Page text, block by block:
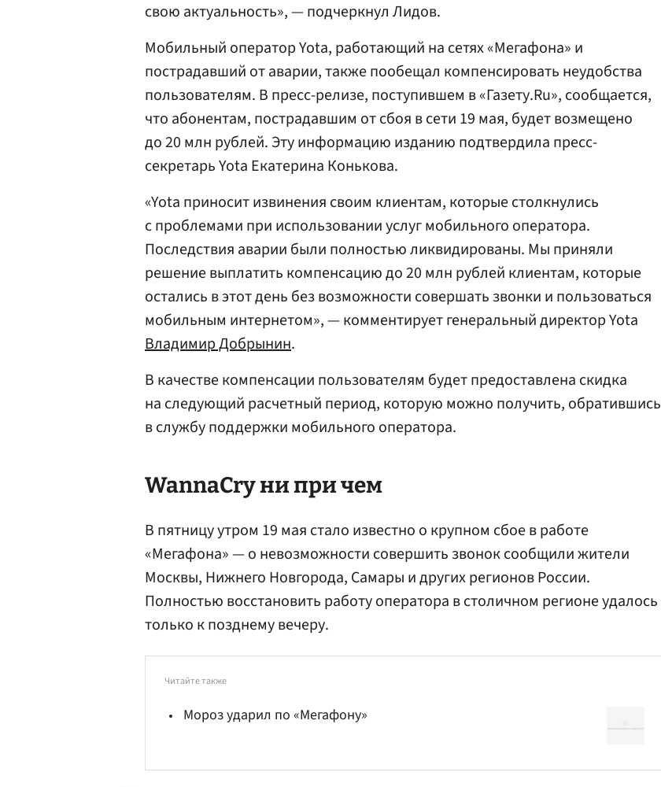
свою актуальность», — подчеркнул Лидов.
Мобильный оператор Yota, работающий на сетях «Мегафона» и
пострадавший от аварии, также пообещал компенсировать неудобства
пользователям. В пресс-релизе, поступившем в «Газету.Ru», сообщается,
что абонентам, пострадавшим от сбоя в сети 19 мая, будет возмещено
до 20 млн рублей. Эту информацию изданию подтвердила пресс-
секретарь Yota Екатерина Конькова.
«Yota приносит извинения своим клиентам, которые столкнулись
с проблемами при использовании услуг мобильного оператора.
Последствия аварии были полностью ликвидированы. Мы приняли
решение выплатить компенсацию до 20 млн рублей клиентам, которые
остались в этот день без возможности совершать звонки и пользоваться
мобильным интернетом», — комментирует генеральный директор Yota
Владимир Добрынин.
В качестве компенсации пользователям будет предоставлена скидка
на следующий расчетный период, которую можно получить, обратившись
в службу поддержки мобильного оператора.
WannaCry ни при чем
В пятницу утром 19 мая стало известно о крупном сбое в работе
«Мегафона» — о невозможности совершить звонок сообщили жители
Москвы, Нижнего Новгорода, Самары и других регионов России.
Полностью восстановить работу оператора в столичном регионе удалось
только к позднему вечеру.
Читайте также
Мороз ударил по «Мегафону»